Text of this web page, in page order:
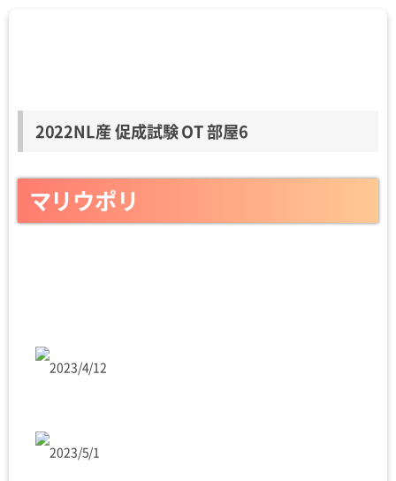
2022NL産 促成試験 OT 部屋6
マリウポリ
2023/4/12
2023/5/1